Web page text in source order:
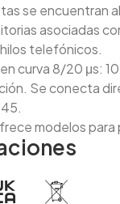
se encuentran
asociadas
telefónicos.
curva 8/20 μs:
Se conecta
modelos